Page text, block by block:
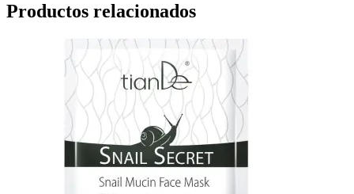
Productos relacionados